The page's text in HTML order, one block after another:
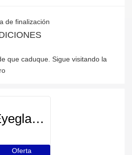
de finalización
que caduque. Sigue visitando la
Eyeglasses
Oferta